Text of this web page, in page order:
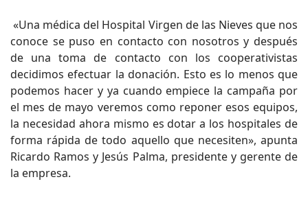
«Una médica del Hospital Virgen de las Nieves que nos
conoce se puso en contacto con nosotros y después
de una toma de contacto con los cooperativistas
decidimos efectuar la donación. Esto es lo menos que
podemos hacer y ya cuando empiece la campaña por
el mes de mayo veremos como reponer esos equipos,
la necesidad ahora mismo es dotar a los hospitales de
forma rápida de todo aquello que necesiten», apunta
Ricardo Ramos y Jesús Palma, presidente y gerente de
la empresa.